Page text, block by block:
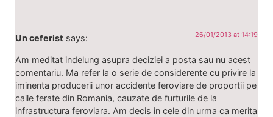
Un ceferist says: 26/01/2013 at 14:19
Am meditat indelung asupra deciziei a posta sau nu acest
comentariu. Ma refer la o serie de considerente cu privire la
iminenta producerii unor accidente feroviare de proportii pe
caile ferate din Romania, cauzate de furturile de la
infrastructura feroviara. Am decis in cele din urma ca merita